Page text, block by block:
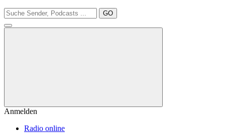
GO
Anmelden
Radio online